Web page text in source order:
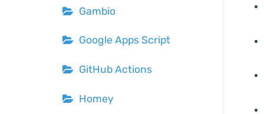
Gambio
Google Apps Script
GitHub Actions
Homey